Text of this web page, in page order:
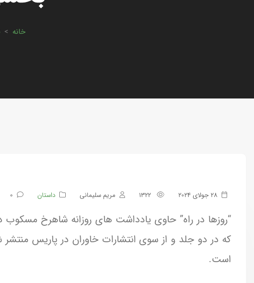
خانه >
28 جولای 2024 مریم سلیمانی داستان 0
است.